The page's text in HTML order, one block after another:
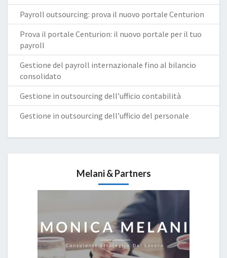
Payroll outsourcing: prova il nuovo portale Centurion
Prova il portale Centurion: il nuovo portale per il tuo
payroll
Gestione del payroll internazionale fino al bilancio
consolidato
Gestione in outsourcing dell’ufficio contabilità
Gestione in outsourcing dell’ufficio del personale
Melani & Partners